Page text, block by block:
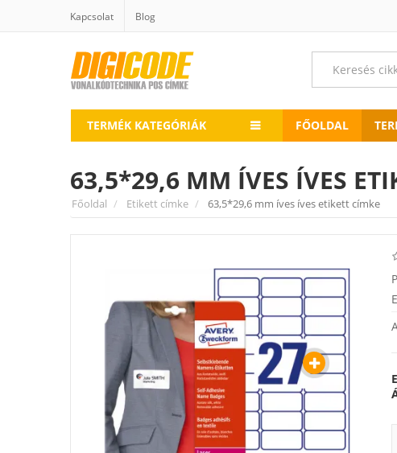
Kapcsolat Blog
TERMÉK KATEGÓRIÁK FŐOLDAL
63,5*29,6 MM ÍVES ÍVES
Főoldal Etikett címke 63,5*29,6 mm íves íves etikett címke